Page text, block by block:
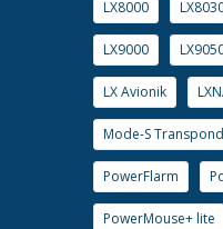
LX8000
LX9000
LX Avionik
Mode-S
PowerFlarm
PowerMouse+ lite